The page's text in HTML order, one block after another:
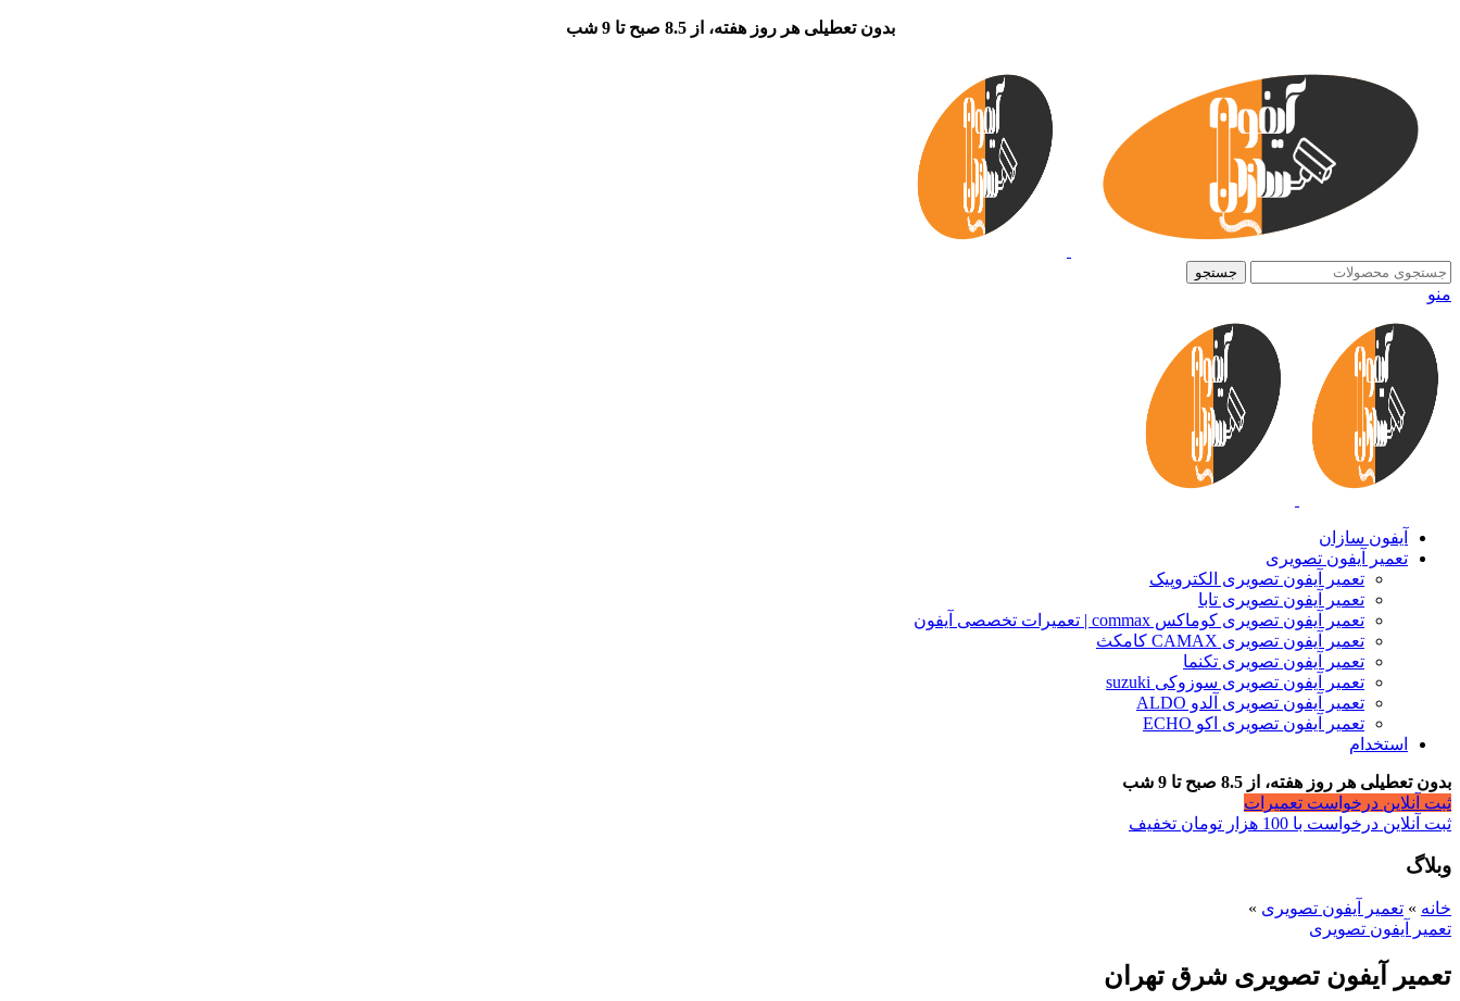
بدون تعطیلی هر روز هفته، از 8.5 صبح تا 9 شب
جستجو
منو
آیفون سازان
تعمیر آیفون تصویری
تعمیر آیفون تصویری الکتروپیک
تعمیر آیفون تصویری تابا
تعمیر آیفون تصویری کوماکس commax | تعمیرات تخصصی آیفون
تعمیر آیفون تصویری CAMAX کامکث
تعمیر آیفون تصویری تکنما
تعمیر آیفون تصویری سوزوکی suzuki
تعمیر آیفون تصویری آلدو ALDO
تعمیر آیفون تصویری اکو ECHO
استخدام
بدون تعطیلی هر روز هفته، از 8.5 صبح تا 9 شب
ثبت آنلاین درخواست تعمیرات
ثبت آنلاین درخواست با 100 هزار تومان تخفیف
وبلاگ
خانه » تعمیر آیفون تصویری »
تعمیر آیفون تصویری
تعمیر آیفون تصویری شرق تهران